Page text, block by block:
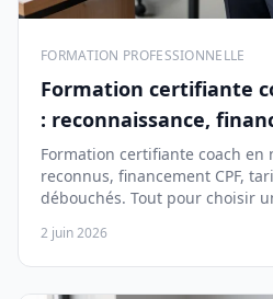
FORMATION PROFESSIONNELLE
Formation certifiante
: reconnaissance,
en 2026
Formation certifiante coach
reconnus, financement CPF,
débouchés. Tout pour choisir
2 juin 2026